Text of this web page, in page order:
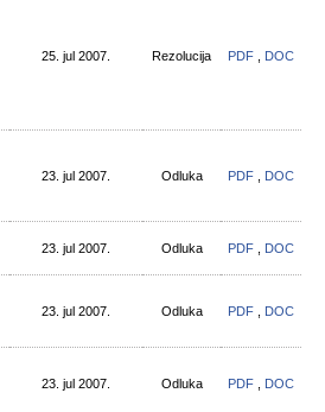
25. jul 2007. Rezolucija PDF DOC
23. jul 2007. Odluka PDF DOC
23. jul 2007. Odluka PDF DOC
23. jul 2007. Odluka PDF DOC
23. jul 2007. Odluka PDF DOC